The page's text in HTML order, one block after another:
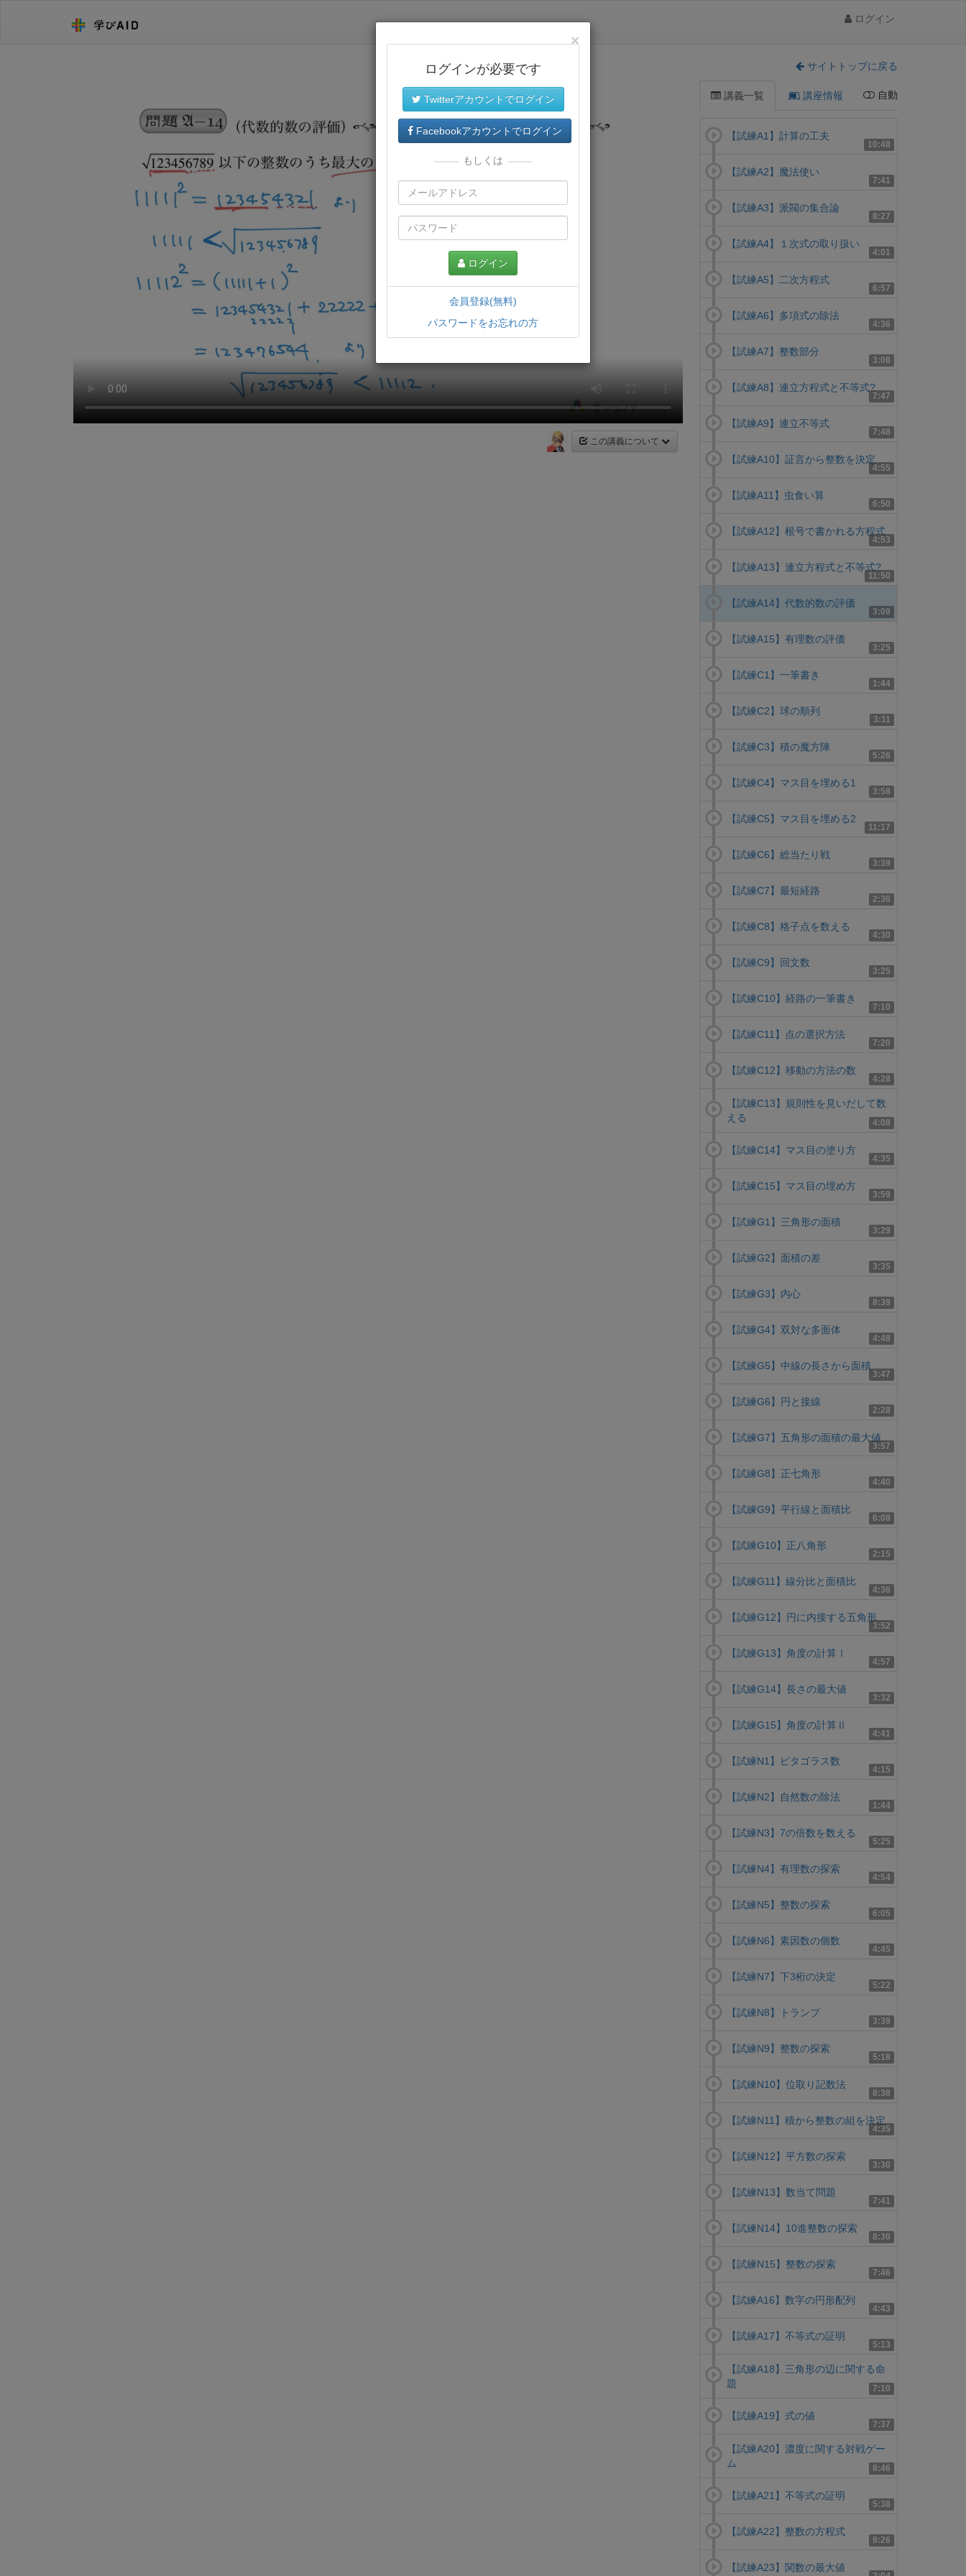
ログイン
サイトトップに戻る
この講義について
講義一覧 講座情報 自動
10:48
【試練A1】計算の工夫
7:41
【試練A2】魔法使い
8:27
【試練A3】派閥の集合論
4:01
【試練A4】１次式の取り扱い
6:57
【試練A5】二次方程式
4:36
【試練A6】多項式の除法
3:08
【試練A7】整数部分
7:47
【試練A8】連立方程式と不等式?
7:48
【試練A9】連立不等式
4:55
【試練A10】証言から整数を決定
6:50
【試練A11】虫食い算
4:53
【試練A12】根号で書かれる方程式
11:50
【試練A13】連立方程式と不等式?
3:09
【試練A14】代数的数の評価
3:25
【試練A15】有理数の評価
1:44
【試練C1】一筆書き
3:11
【試練C2】球の順列
5:26
【試練C3】積の魔方陣
3:58
【試練C4】マス目を埋める1
11:17
【試練C5】マス目を埋める2
3:39
【試練C6】総当たり戦
2:36
【試練C7】最短経路
4:30
【試練C8】格子点を数える
3:25
【試練C9】回文数
7:10
【試練C10】経路の一筆書き
7:20
【試練C11】点の選択方法
4:28
【試練C12】移動の方法の数
4:08
【試練C13】規則性を見いだして数
える
4:35
【試練C14】マス目の塗り方
3:59
【試練C15】マス目の埋め方
3:29
【試練G1】三角形の面積
3:35
【試練G2】面積の差
8:39
【試練G3】内心
4:48
【試練G4】双対な多面体
3:47
【試練G5】中線の長さから面積
2:28
【試練G6】円と接線
3:57
【試練G7】五角形の面積の最大値
4:40
【試練G8】正七角形
6:08
【試練G9】平行線と面積比
2:15
【試練G10】正八角形
4:36
【試練G11】線分比と面積比
3:52
【試練G12】円に内接する五角形
4:57
【試練G13】角度の計算Ⅰ
3:32
【試練G14】長さの最大値
4:41
【試練G15】角度の計算Ⅱ
4:15
【試練N1】ピタゴラス数
1:44
【試練N2】自然数の除法
5:25
【試練N3】7の倍数を数える
4:54
【試練N4】有理数の探索
6:05
【試練N5】整数の探索
4:45
【試練N6】素因数の個数
5:22
【試練N7】下3桁の決定
3:39
【試練N8】トランプ
5:18
【試練N9】整数の探索
8:38
【試練N10】位取り記数法
4:35
【試練N11】積から整数の組を決定
3:30
【試練N12】平方数の探索
7:41
【試練N13】数当て問題
8:30
【試練N14】10進整数の探索
7:46
【試練N15】整数の探索
4:43
【試練A16】数字の円形配列
5:13
【試練A17】不等式の証明
7:10
【試練A18】三角形の辺に関する命
題
7:37
【試練A19】式の値
8:46
【試練A20】濃度に関する対戦ゲー
ム
5:38
【試練A21】不等式の証明
9:26
【試練A22】整数の方程式
【試練A23】関数の最大値
×
ログインが必要です
Twitterアカウントでログイン
Facebookアカウントでログイン
もしくは
ログイン
会員登録(無料)
パスワードをお忘れの方